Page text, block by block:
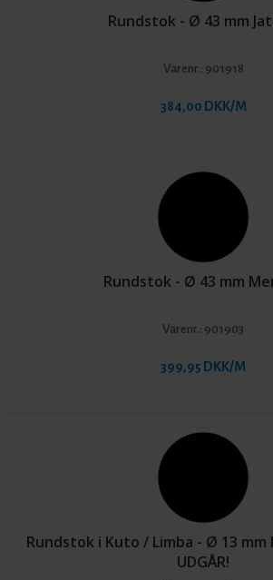
Rundstok - Ø 43 mm
Varenr.: 901918
384,00 DKK/M
Rundstok - Ø 43 mm
Varenr.: 901903
399,95 DKK/M
Rundstok i Kuto / Limba - Ø 13 mm
UDGÅR!